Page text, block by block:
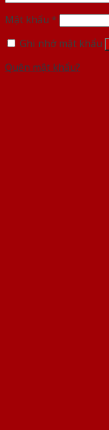
Mật khẩu *
Ghi nhớ mật khẩu
Quên mật khẩu?